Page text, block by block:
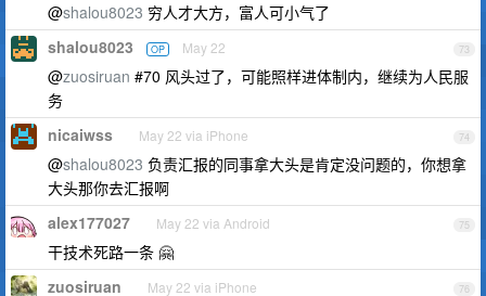
@shalou8023 穷人才大方，富人可小气了
73
shalou8023 OP May 22
@zuosiruan #70 风头过了，可能照样进体制内，继续为人民服
务
74
nicaiwss May 22 via iPhone
@shalou8023 负责汇报的同事拿大头是肯定没问题的，你想拿
大头那你去汇报啊
75
alex177027 May 22 via Android
干技术死路一条 🤗
76
zuosiruan May 22 via iPhone